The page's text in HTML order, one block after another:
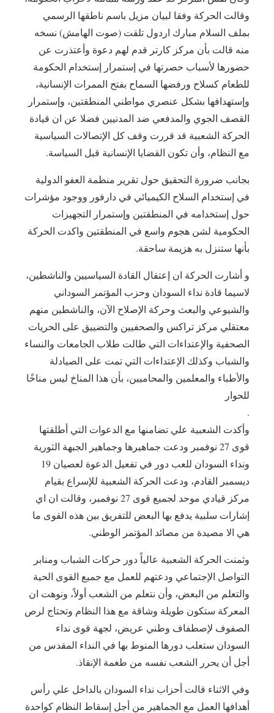
وقالت الحركة وفقا لبيان مزيل باسم ناطقها الرسمي
بملف السلام مبارك اردول تلقت (صوت الهامش) نسخه
منه قالت بأن مركز كارتر قدم لهم دعوة وأعتذرت عن
حضورها لأسباب حصرتها في إستمرار إستخدام الحكومة
للطعام كسلاح ورفضها السماح بفتح الممرات الإنسانية،
وإستهدافها بشكل عنصري مواطني المنطقتين، وإستمرار
القصف الجوي والمدفعي ضد المدنيين فضلا عن ان قيادة
الحركة الشعبية قد قررت وقف كل الإتصالات السياسية
مع النظام، وأن تكون القضايا الإنسانية قبل السياسة.
‎بجانب ضرورة التحقيق حول تقرير منظمة العفو الدولية
في إستخدام السلاح الكيميائي في دارفور ووجود مؤشرات
حول إستخدامه في المنطقتين وإستمرار التجهيزات
الحكومية لشن هجوم واسع في المنطقتين واكدت الحركة
بأنها ستنزل به هزيمة ساحقة.
‎و أشارت الحركة ان إعتقال القادة السياسيين والناشطين،
لاسيما قادة نداء السودان وحزب المؤتمر السوداني
والشيوعي والبعث وحركة الإصلاح الآن، والناشطين منهم
معتقلي مركز تراكس والصحفيين والتضييق على الحريات
الصحفية والإعتداءات التي طالت طلاب الجامعات والنساء
والشباب وكذلك الإعتداءات التي تمت على الصيادلة
والأطباء والمعلمين والمحاميين، بأن هذا المناخ ليس مناخًا
للحوار
.
‎وأكدت الشعبية علي تضامنها مع الدعوات التي أطلقتها
قوى 27 نوفمبر ودعت جماهيرها وجماهير الجبهة الثورية
ونداء السودان للعب دور في تفعيل الدعوة لعصيان 19
ديسمبر القادم، ودعت الحركة الشعبية للإسراع بقيام
مركز قيادي موحد لجميع قوى 27 نوفمبر، وقالت ان اي
إشارات سلبية يدفع بها البعض للتفريق بين هذه القوى ما
هي الا مصيدة من مصائد المؤتمر الوطني.
‎وثمنت الحركة الشعبية عالياً دور حركات الشباب ومنابر
التواصل الإجتماعي ودعتهم للعمل مع جميع القوى الحية
والتعلم من البعض، وأن نتعلم من الشعب أولاً، ونوهت ان
المعركة ستكون طويلة وشاقة مع هذا النظام وتحتاج لرص
الصفوف لإصطفاف وطني عريض، لجهة قوى نداء
السودان ستعلب دورها المنوط بها في النداء المقدس من
أجل أن يحرر الشعب نفسه من طغمة الإنقاذ.
‎وفي الاثناء قالت أحزاب نداء السودان بالداخل علي رأس
أهدافها العمل مع الجماهير من أجل إسقاط النظام كواحدة